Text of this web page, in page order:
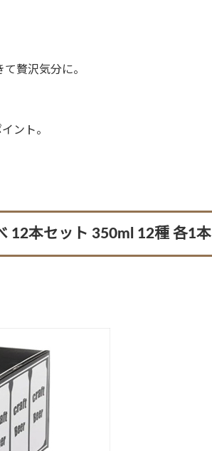
贅沢気分に。
ント。
12本セット 350ml 12種 各1本